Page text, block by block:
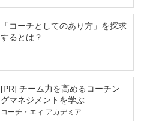
「コーチとしてのあり方」を探求
するとは？
[PR] チーム力を高めるコーチン
グマネジメントを学ぶ
コーチ・エィ アカデミア